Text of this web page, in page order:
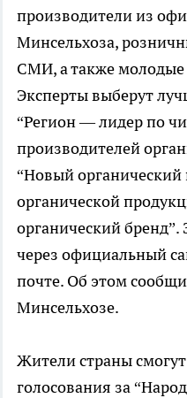
производители из
Минсельхоза,
СМИ, а также молодые
Эксперты выберут
“Регион — лидер по
производителей
“Новый органический
органической
органический
через официальный
почте. Об этом
Минсельхозе.
Жители страны
голосования за